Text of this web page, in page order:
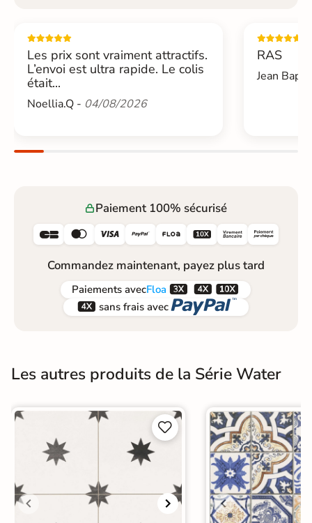
Les prix sont vraiment attractifs.
L’envoi est ultra rapide. Le colis
était...
Noellia.Q - 04/08/2026
RAS
Jean
Paiement 100% sécurisé
     
Commandez maintenant, payez plus tard
Paiements avecFloa  
 sans frais avec 
Les autres produits de la Série Water

